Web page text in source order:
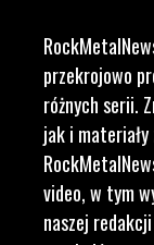
przekrojowo
różnych serii.
jak i
video, w tym
naszej